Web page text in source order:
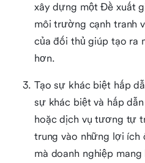
xây dựng một Đề xuất
môi trường cạnh tranh
của đối thủ giúp tạo ra
hơn.
Tạo sự khác biệt hấp
sự khác biệt và hấp
hoặc dịch vụ tương tự
trung vào những lợi ích
mà doanh nghiệp mang